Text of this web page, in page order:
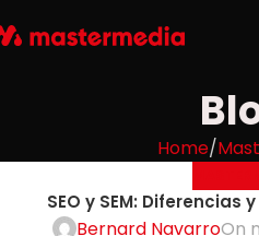
Home
SEO y SEM:
Bernard NavarroOn